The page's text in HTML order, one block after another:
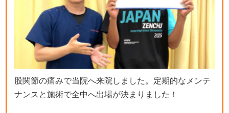
股関節の痛みで当院へ来院しました。定期的なメンテ
ナンスと施術で全中へ出場が決まりました！